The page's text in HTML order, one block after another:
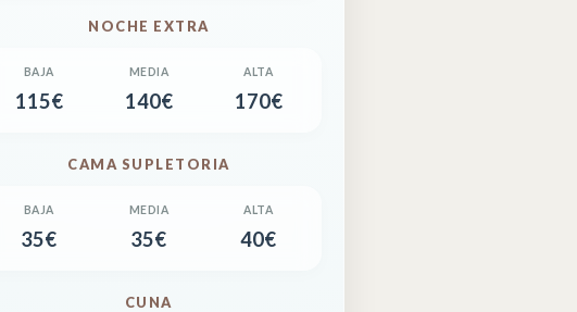
NOCHE EXTRA
115€ 140€ 170€
CAMA SUPLETORIA
35€ 35€ 40€
CUNA